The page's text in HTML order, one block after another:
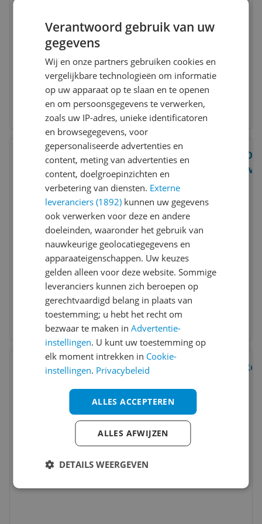
Vergelijken
Bekijk product
Vergelijken
Bekijk product
Verantwoord gebruik van uw
gegevens
Wij en onze partners gebruiken cookies en
vergelijkbare technologieën om informatie
op uw apparaat op te slaan en te openen
en om persoonsgegevens te verwerken,
zoals uw IP-adres, unieke identificatoren
en browsegegevens, voor
gepersonaliseerde advertenties en
content, meting van advertenties en
content, doelgroepinzichten en
verbetering van diensten. Externe
leveranciers (1892) kunnen uw gegevens
ook verwerken voor deze en andere
doeleinden, waaronder het gebruik van
nauwkeurige geolocatiegegevens en
apparaateigenschappen. Uw keuzes
gelden alleen voor deze website. Sommige
leveranciers kunnen zich beroepen op
gerechtvaardigd belang in plaats van
toestemming; u hebt het recht om
bezwaar te maken inAdvertentie-
instellingen. U kunt uw toestemming op
elk moment intrekken in Cookie-
instellingen. Privacybeleid
ALLES ACCEPTEREN
ALLES AFWIJZEN
DETAILS WEERGEVEN